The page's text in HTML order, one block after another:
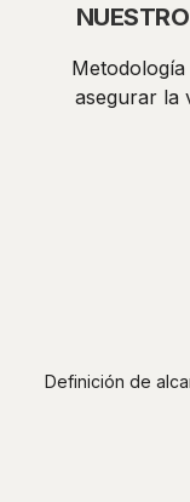
asegurar la
Definición de